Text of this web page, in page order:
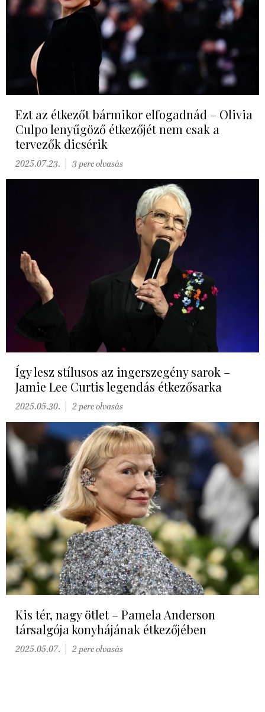
Ezt az étkezőt bármikor elfogadnád – Olivia
Culpo lenyűgöző étkezőjét nem csak a
tervezők dicsérik
2025.07.23. 3 perc olvasás
Így lesz stílusos az ingerszegény sarok –
Jamie Lee Curtis legendás étkezősarka
2025.05.30. 2 perc olvasás
Kis tér, nagy ötlet – Pamela Anderson
társalgója konyhájának étkezőjében
2025.05.07. 2 perc olvasás